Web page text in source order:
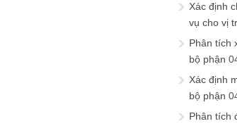
Xác định
vụ cho vị
Phân tích
bộ phận
Xác định
bộ phận
Phân tích